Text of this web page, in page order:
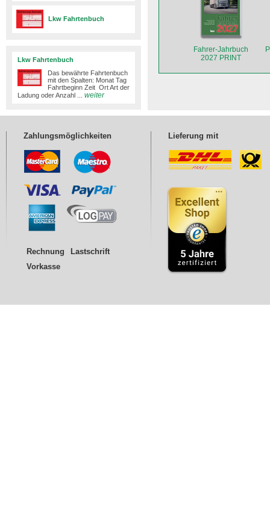
Lkw Fahrtenbuch
Lkw Fahrtenbuch
Das bewährte Fahrtenbuch
mit den Spalten: Monat Tag
Fahrtbeginn Zeit Ort Art der
Ladung oder Anzahl ...
weiter
Fahrer-Jahrbuch
2027 PRINT
Zahlungsmöglichkeiten
Rechnung
Lastschrift
Vorkasse
Lieferung mit